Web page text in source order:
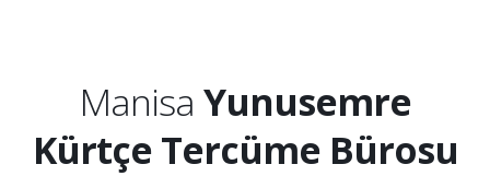
Manisa Yunusemre
Kürtçe Tercüme Bürosu